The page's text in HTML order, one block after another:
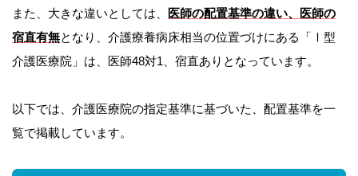
また、大きな違いとしては、
医師の配置基準の違い、医師の
宿直有無となり、介護療養病床相当の位置づけにある「Ⅰ型
介護医療院」は、医師48対1、宿直ありとなっています。
以下では、介護医療院の指定基準に基づいた、配置基準を一
覧で掲載しています。